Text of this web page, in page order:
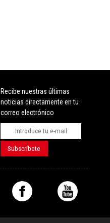
Recibe nuestras últimas
noticias directamente en tu
correo electrónico